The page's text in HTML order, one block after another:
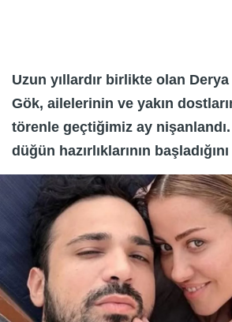
Uzun yıllardır birlikte olan
Gök, ailelerinin ve yakın
törenle geçtiğimiz ay
düğün hazırlıklarının